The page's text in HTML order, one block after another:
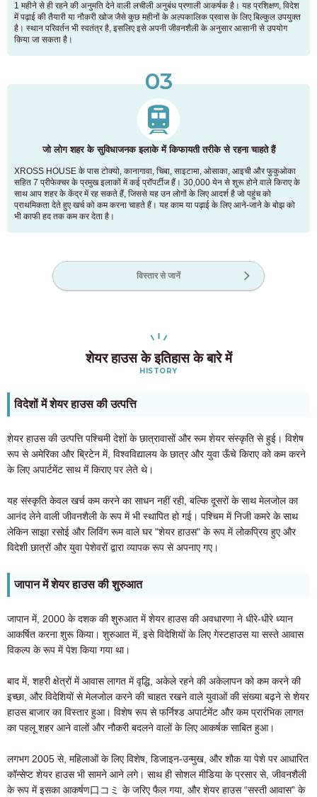
1 महीने से ही रहने की अनुमति देने वाली लचीली अनुबंध प्रणाली आकर्षक है। यह प्रशिक्षण, विदेश
में पढ़ाई की तैयारी या नौकरी खोज जैसे कुछ महीनों के अल्पकालिक प्रवास के लिए बिल्कुल उपयुक्त
है। स्थान परिवर्तन भी स्वतंत्र है, इसलिए इसे अपनी जीवनशैली के अनुसार आसानी से उपयोग
किया जा सकता है।
03
जो लोग शहर के सुविधाजनक इलाके में किफायती तरीके से रहना चाहते हैं
XROSS HOUSE के पास टोक्यो, कानागावा, चिबा, साइटामा, ओसाका, आइची और फुकुओका
सहित 7 प्रीफेक्चर के प्रमुख इलाकों में कई प्रॉपर्टीज हैं। 30,000 येन से शुरू होने वाले किराए के
साथ आप शहर के केंद्र में रह सकते हैं, जिससे यह उन लोगों के लिए आदर्श है जो पहुंच को
प्राथमिकता देते हुए खर्च को कम करना चाहते हैं। यह काम या पढ़ाई के लिए आने-जाने के बोझ को
भी काफी हद तक कम कर देता है।
विस्तार से जानें
शेयर हाउस के इतिहास के बारे में
HISTORY
विदेशों में शेयर हाउस की उत्पत्ति
शेयर हाउस की उत्पत्ति पश्चिमी देशों के छात्रावासों और रूम शेयर संस्कृति से हुई। विशेष
रूप से अमेरिका और ब्रिटेन में, विश्वविद्यालय के छात्र और युवा ऊँचे किराए को कम करने
के लिए अपार्टमेंट साथ में किराए पर लेते थे।
यह संस्कृति केवल खर्च कम करने का साधन नहीं रही, बल्कि दूसरों के साथ मेलजोल का
आनंद लेने वाली जीवनशैली के रूप में भी स्थापित हो गई। पश्चिम में निजी कमरे के साथ
लेकिन साझा रसोई और लिविंग रूम वाले घर "शेयर हाउस" के रूप में लोकप्रिय हुए और
विदेशी छात्रों और युवा पेशेवरों द्वारा व्यापक रूप से अपनाए गए।
जापान में शेयर हाउस की शुरुआत
जापान में, 2000 के दशक की शुरुआत में शेयर हाउस की अवधारणा ने धीरे-धीरे ध्यान
आकर्षित करना शुरू किया। शुरुआत में, इसे विदेशियों के लिए गेस्टहाउस या सस्ते आवास
विकल्प के रूप में पेश किया गया था।
बाद में, शहरी क्षेत्रों में आवास लागत में वृद्धि, अकेले रहने की अकेलापन को कम करने की
इच्छा, और विदेशियों से मेलजोल करने की चाहत रखने वाले युवाओं की संख्या बढ़ने से शेयर
हाउस बाजार का विस्तार हुआ। विशेष रूप से फर्निश्ड अपार्टमेंट और कम प्रारंभिक लागत
का पहलू शहर आने वालों और नौकरी बदलने वालों के लिए आकर्षक साबित हुआ।
लगभग 2005 से, महिलाओं के लिए विशेष, डिजाइन-उन्मुख, और शौक या पेशे पर आधारित
कॉन्सेप्ट शेयर हाउस भी सामने आने लगे। साथ ही सोशल मीडिया के प्रसार से, जीवनशैली
के रूप में इसका आकर्षण口コミ के जरिए फैल गया, और शेयर हाउस “सस्ती आवास” के